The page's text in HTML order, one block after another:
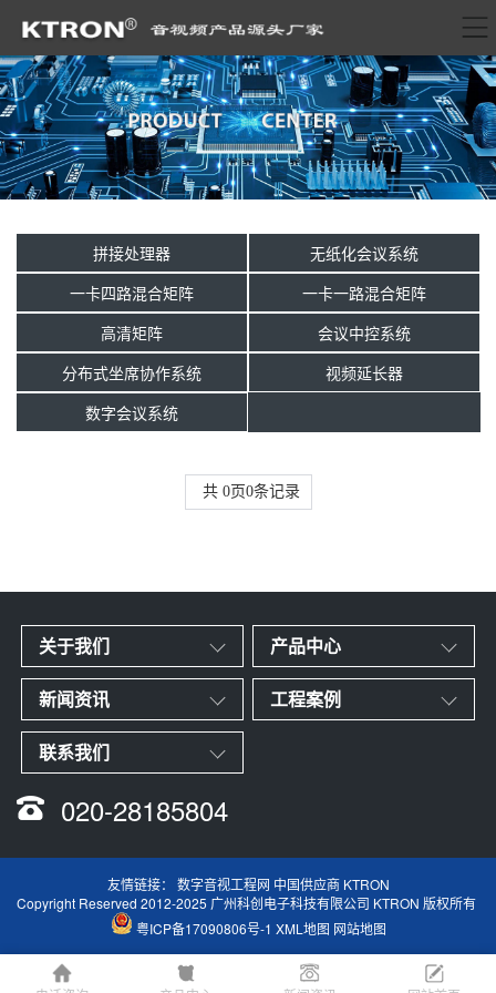
拼接处理器
无纸化会议系统
一卡四路混合矩阵
一卡一路混合矩阵
高清矩阵
会议中控系统
分布式坐席协作系统
视频延长器
数字会议系统
共 0页0条记录
关于我们 产品中心
新闻资讯 工程案例
联系我们
020-28185804
友情链接： 数字音视工程网 中国供应商 KTRON
Copyright Reserved 2012-2025 广州科创电子科技有限公司 KTRON 版权所有
粤ICP备17090806号-1 XML地图 网站地图